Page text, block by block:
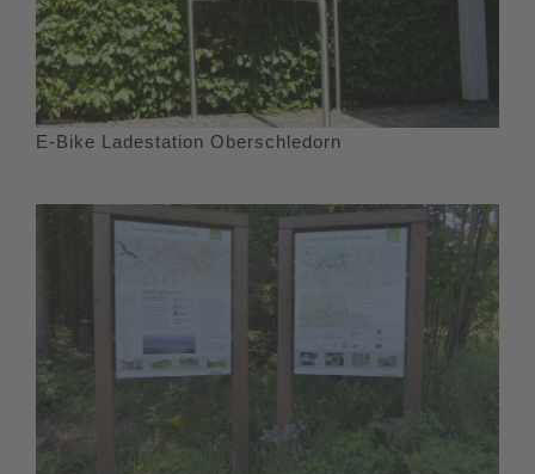
E-Bike Ladestation Oberschledorn